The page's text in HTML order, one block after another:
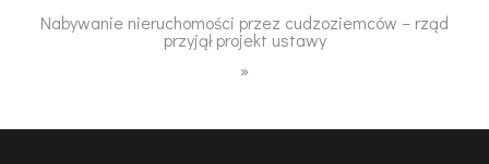
Nabywanie nieruchomości przez cudzoziemców – rząd
przyjął projekt ustawy
»